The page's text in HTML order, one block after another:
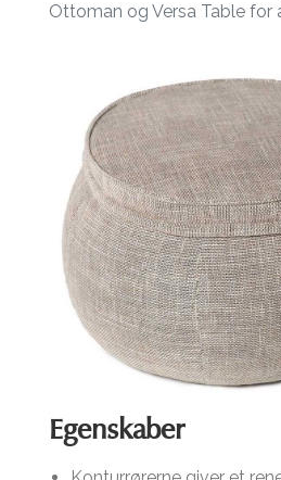
Ottoman og Versa Table for
Egenskaber